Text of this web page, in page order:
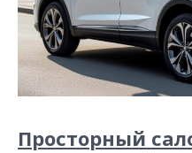
Просторный